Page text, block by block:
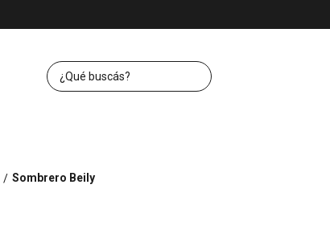
/ Sombrero Beily